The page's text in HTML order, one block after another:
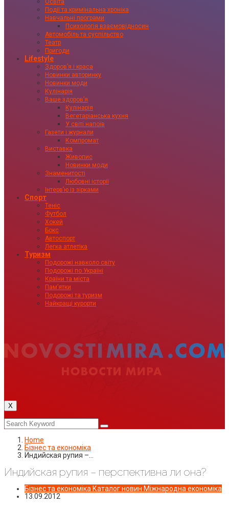
Освіта
Події та кримінальна хроніка
Навчальні програми
Психологія взаємовідносин
Автомобіль та суспільство
Театр
Пригоди
Lifestyle
Здоровʼя і краса
Новинки авторинку
Новинки моди
Кулінарія
Ваше здоровʼя
Кулінарія
Вегетаріанська кухня
У світі напоїв
Газети і журнали
Компромат
Виставка
Живопис
Новинки моди
Знаменитості
Любовні історії
Інтервʼю із зірками
Спорт
Теніс
Футбол
Хокей
Бокс
Автоспорт
Легка атлетіка
Туризм
Подорожі навколо світу
Подорожі по Україні
Країни та міста
Пам’ятки
Подорожі та туризм
Найкращі курорти
X
Home
Бізнес та економіка
Индийская рупия –…
Индийская рупия – перспективна ли она?
Бізнес та економіка Каталог новин Міжнародна економіка
13.09.2012